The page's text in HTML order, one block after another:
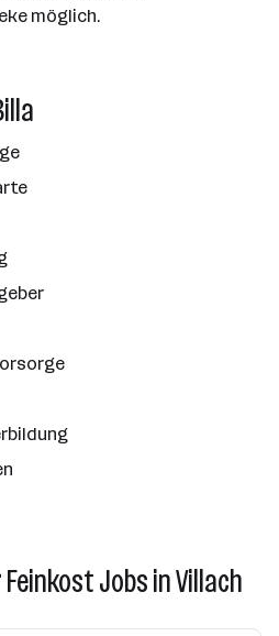
möglich.
Jobs in Villach